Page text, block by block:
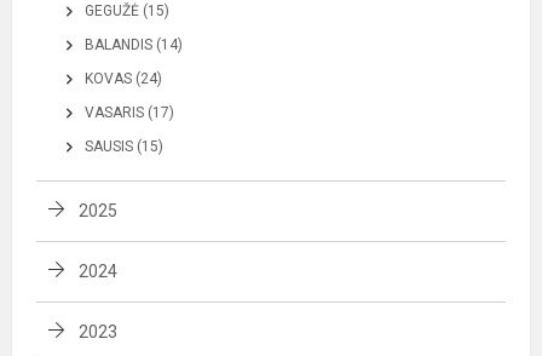
GEGUŽĖ (15)
BALANDIS (14)
KOVAS (24)
VASARIS (17)
SAUSIS (15)
2025
2024
2023